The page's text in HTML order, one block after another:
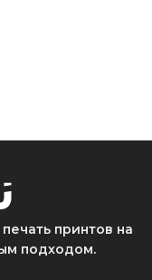
принтов на
подходом.